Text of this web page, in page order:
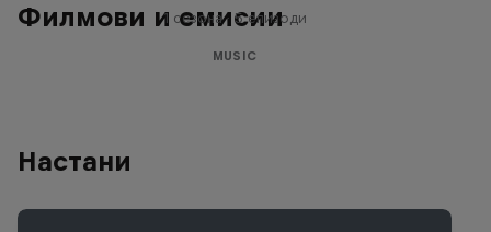
Филмови и емисии
1 сезона · 5 епизоди
MUSIC
Настани